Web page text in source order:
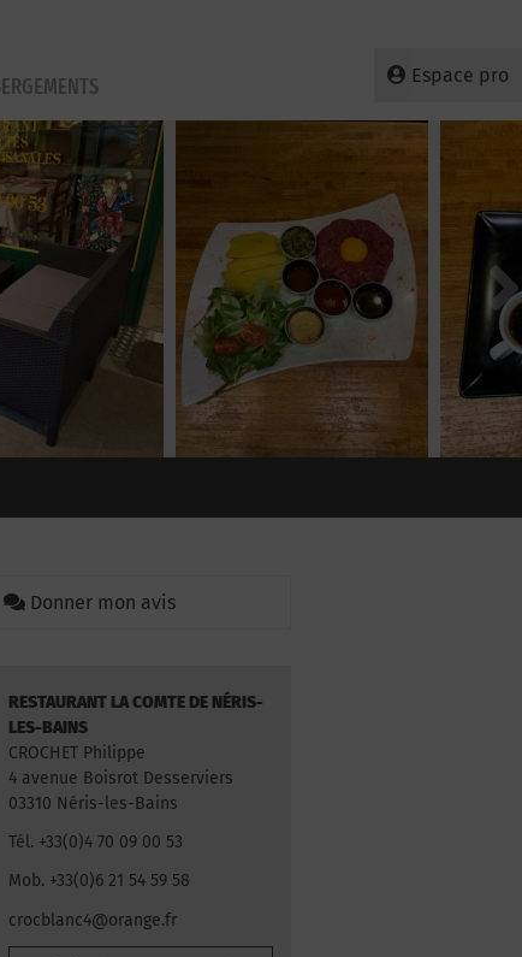
Espace pro
Donner mon avis
RESTAURANT LA COMTE DE NÉRIS-
LES-BAINS
CROCHET Philippe
4 avenue Boisrot Desserviers
03310 Néris-les-Bains
Tél. +33(0)4 70 09 00 53
Mob. +33(0)6 21 54 59 58
crocblanc4@orange.fr